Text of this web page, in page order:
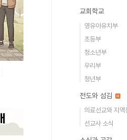
교회학교
영유아유치부
초등부
청소년부
우리부
청년부
전도와 섬김
의료선교와 지역
선교사 소식